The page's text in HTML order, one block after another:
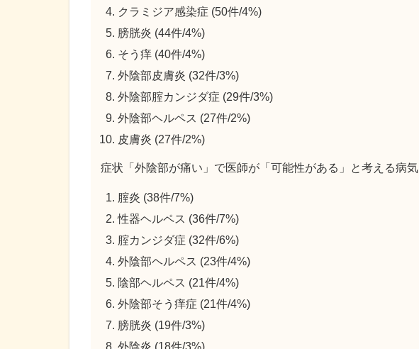
クラミジア感染症 (50件/4%)
膀胱炎 (44件/4%)
そう痒 (40件/4%)
外陰部皮膚炎 (32件/3%)
外陰部腟カンジダ症 (29件/3%)
外陰部ヘルペス (27件/2%)
皮膚炎 (27件/2%)
症状「外陰部が痛い」で医師が「可能性がある」と考える病気
腟炎 (38件/7%)
性器ヘルペス (36件/7%)
腟カンジダ症 (32件/6%)
外陰部ヘルペス (23件/4%)
陰部ヘルペス (21件/4%)
外陰部そう痒症 (21件/4%)
膀胱炎 (19件/3%)
外陰炎 (18件/3%)